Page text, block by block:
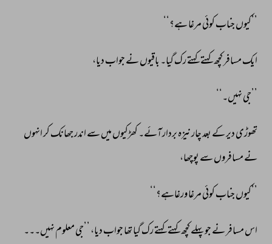
’’کیوں جناب کوئی مرغا ہے؟‘‘
ایک مسافر کچھ کہتے کہتے رک گیا۔ باقیوں نے جواب دیا،
’’جی نہیں۔‘‘
تھوڑی دیر کے بعد چار نیزہ بردار آئے۔ کھڑکیوں میں سے اندر جھانک کر انہوں
نے مسافروں سے پوچھا،
’’کیوں جناب کوئی مرغا ورغاہے؟‘‘
اس مسافر نے جو پہلے کچھ کہتے کہتے رک گیا تھا جواب دیا، ’’جی معلوم نہیں۔۔۔